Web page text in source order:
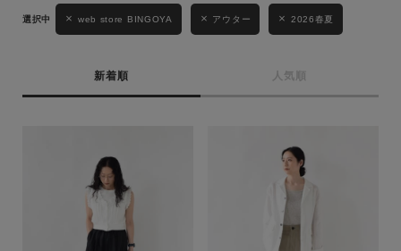
web store BINGOYA アウター 2026春夏
新着順 人気順